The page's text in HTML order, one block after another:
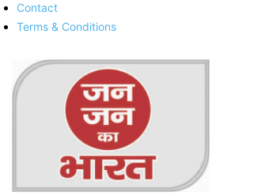
Contact
Terms & Conditions